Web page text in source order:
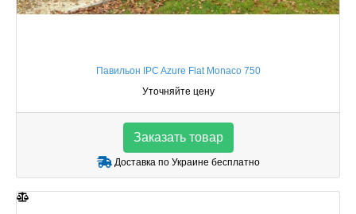
Павильон IPC Azure Flat Monaco 750
Уточняйте цену
Заказать товар
Доставка по Украине бесплатно